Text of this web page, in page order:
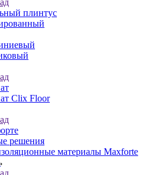
плинтус
Clix Floor
решения
материалы Maxforte